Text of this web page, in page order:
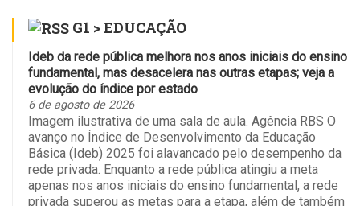
G1 > EDUCAÇÃO
Ideb da rede pública melhora nos anos iniciais do ensino
fundamental, mas desacelera nas outras etapas; veja a
evolução do índice por estado
6 de agosto de 2026
Imagem ilustrativa de uma sala de aula. Agência RBS O
avanço no Índice de Desenvolvimento da Educação
Básica (Ideb) 2025 foi alavancado pelo desempenho da
rede privada. Enquanto a rede pública atingiu a meta
apenas nos anos iniciais do ensino fundamental, a rede
privada superou as metas para a etapa, além de também